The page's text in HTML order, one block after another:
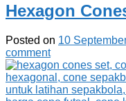
Hexagon
Posted on 10
comment